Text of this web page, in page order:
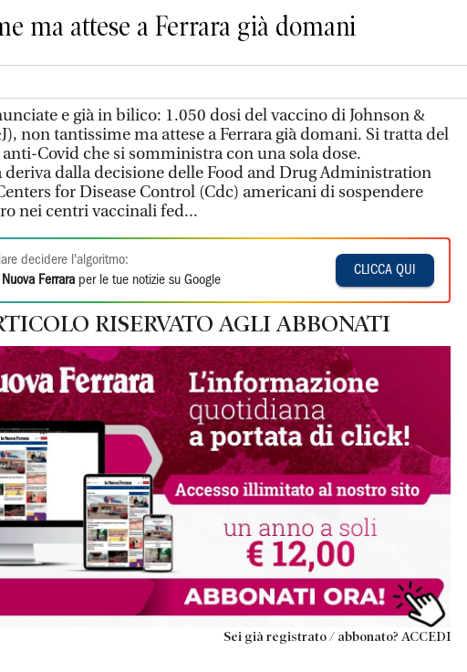
ma attese a Ferrara già domani
e già in bilico: 1.050 dosi del vaccino di Johnson &
non tantissime ma attese a Ferrara già domani. Si tratta del
Covid che si somministra con una sola dose.
deriva dalla decisione delle Food and Drug Administration
for Disease Control (Cdc) americani di sospendere
nei centri vaccinali fed...
decidere l'algoritmo:
Nuova Ferrara per le tue notizie su Google
CLICCA QUI
RISERVATO AGLI ABBONATI
Sei già registrato / abbonato? ACCEDI